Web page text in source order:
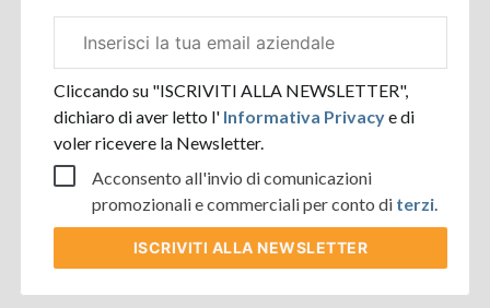
aziendale
Cliccando su "ISCRIVITI ALLA NEWSLETTER",
dichiaro di aver letto l' Informativa Privacye di
voler ricevere la Newsletter.
Acconsento all'invio di comunicazioni
promozionali e commerciali per conto di terzi.
ISCRIVITI ALLA NEWSLETTER